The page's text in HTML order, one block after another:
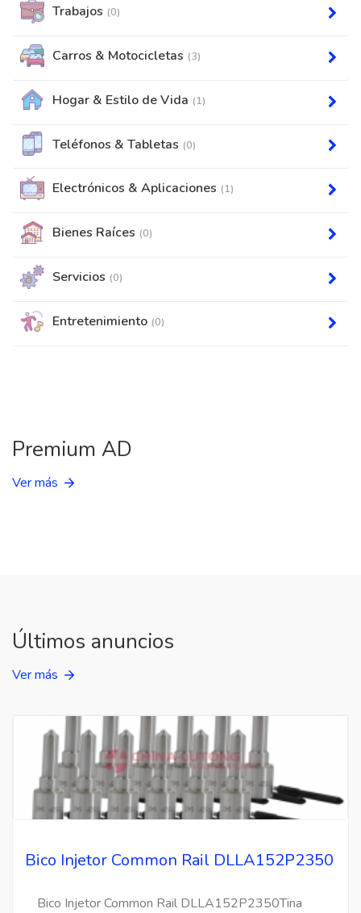
Trabajos (0)
Carros & Motocicletas (3)
Hogar & Estilo de Vida (1)
Teléfonos & Tabletas (0)
Electrónicos & Aplicaciones (1)
Bienes Raíces (0)
Servicios (0)
Entretenimiento (0)
Premium AD
Ver más
Últimos anuncios
Ver más
Bico Injetor Common Rail DLLA152P2350
Bico Injetor Common Rail DLLA152P2350Tina